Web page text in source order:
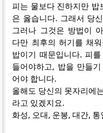
피는 물보다 진하지만
은 옳습니다. 그래서 당
그러나 그것은 방법이
다만 최후의 허기를 채
밥이기 때문입니다. 피
들어야하고, 밥을 만들
어야 합니다.
올해도 당신의 못자리에
라고 있겠지요.
화성, 오대, 운봉, 대간, 통